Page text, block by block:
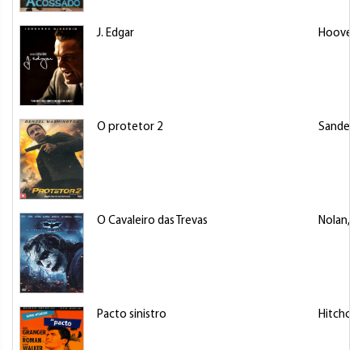
J. Edgar Hoover,
O protetor 2
O Cavaleiro das Trevas Nolan,
Pacto sinistro